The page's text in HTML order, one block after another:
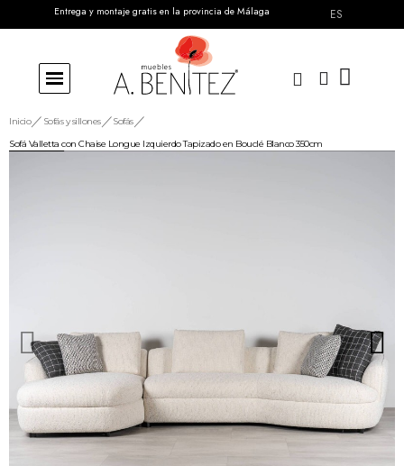
Entrega y montaje gratis en la provincia de Málaga ES
Inicio Sofás y sillones
Sofás
Sofá Valletta con Chaise Longue Izquierdo Tapizado en Bouclé Blanco 350cm